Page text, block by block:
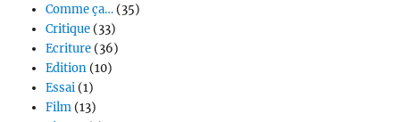
Comme ça…(35)
Critique(33)
Ecriture(36)
Edition(10)
Essai(1)
Film(13)